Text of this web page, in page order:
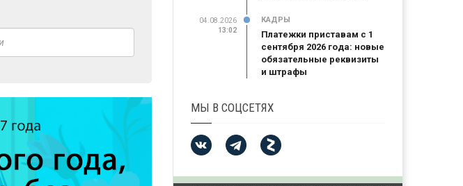
04.08.2026
13:02
КАДРЫ
Платежки приставам с 1
сентября 2026 года: новые
обязательные реквизиты
и штрафы
МЫ В СОЦСЕТЯХ